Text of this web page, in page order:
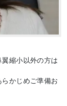
縮小以外の方は
かじめご準備お